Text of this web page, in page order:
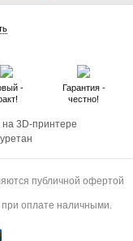
-
Гарантия -
честно!
3D-принтере
публичной офертой
оплате наличными.